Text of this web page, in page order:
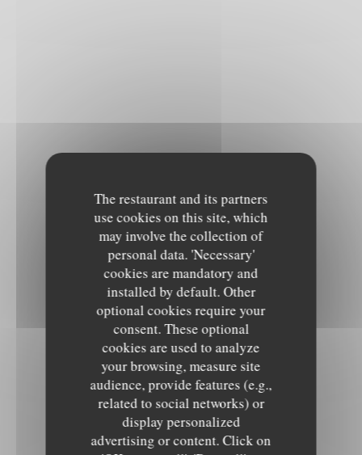
The restaurant and its partners
use cookies on this site, which
may involve the collection of
personal data. 'Necessary'
cookies are mandatory and
installed by default. Other
optional cookies require your
consent. These optional
cookies are used to analyze
your browsing, measure site
audience, provide features (e.g.,
related to social networks) or
display personalized
advertising or content. Click on